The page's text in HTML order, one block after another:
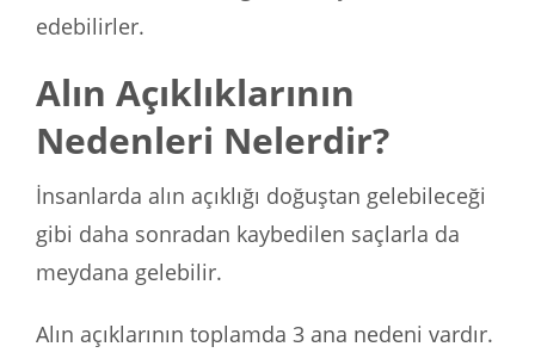
edebilirler.
Alın Açıklıklarının
Nedenleri Nelerdir?
İnsanlarda alın açıklığı doğuştan gelebileceği
gibi daha sonradan kaybedilen saçlarla da
meydana gelebilir.
Alın açıklarının toplamda 3 ana nedeni vardır.